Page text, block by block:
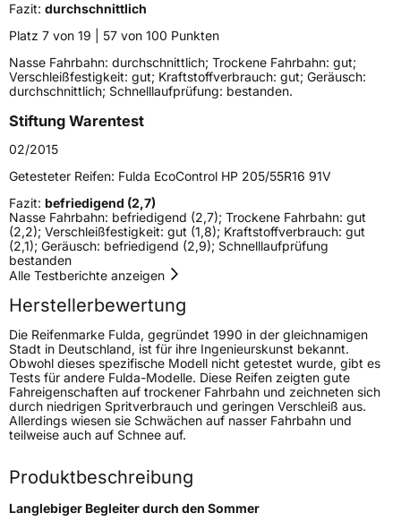
Generelle Merkmale
VerwendungSommerreifen
FahrzeugartPKW & SUV
Weitere Eigenschaften
SchlauchtypTL
ZustandNeureifen
EU Label
EffizienzC
NasshaftungC
Rollgeräusch (Klasse)B
Rollgeräusch (dB)71
FahrzeugklasseC1
Fazit: durchschnittlich
Platz 7 von 19 | 57 von 100 Punkten
Nasse Fahrbahn: durchschnittlich; Trockene Fahrbahn: gut;
Verschleißfestigkeit: gut; Kraftstoffverbrauch: gut; Geräusch:
durchschnittlich; Schnelllaufprüfung: bestanden.
Stiftung Warentest
02/2015
Getesteter Reifen: Fulda EcoControl HP 205/55R16 91V
Fazit: befriedigend (2,7)
Nasse Fahrbahn: befriedigend (2,7); Trockene Fahrbahn: gut
(2,2); Verschleißfestigkeit: gut (1,8); Kraftstoffverbrauch: gut
(2,1); Geräusch: befriedigend (2,9); Schnelllaufprüfung
bestanden
Alle Testberichte anzeigen
Herstellerbewertung
Die Reifenmarke Fulda, gegründet 1990 in der gleichnamigen
Stadt in Deutschland, ist für ihre Ingenieurskunst bekannt.
Obwohl dieses spezifische Modell nicht getestet wurde, gibt es
Tests für andere Fulda-Modelle. Diese Reifen zeigten gute
Fahreigenschaften auf trockener Fahrbahn und zeichneten sich
durch niedrigen Spritverbrauch und geringen Verschleiß aus.
Allerdings wiesen sie Schwächen auf nasser Fahrbahn und
teilweise auch auf Schnee auf.
Produktbeschreibung
Langlebiger Begleiter durch den Sommer